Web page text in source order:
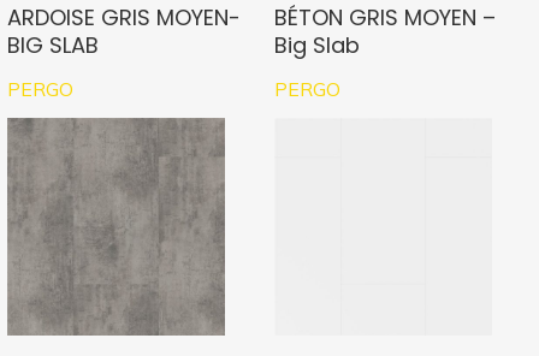
ARDOISE GRIS MOYEN-
BIG SLAB
PERGO
BÉTON GRIS MOYEN –
Big Slab
PERGO